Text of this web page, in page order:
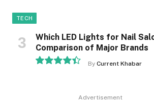
TECH
Which LED Lights for Nail
Comparison of Major Brands
By Current Khabar
Advertisement